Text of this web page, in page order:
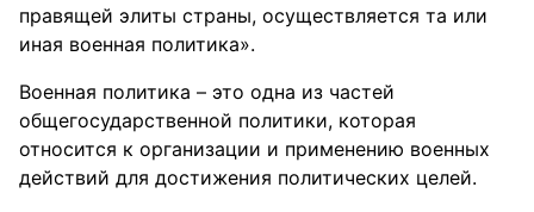
правящей элиты страны, осуществляется та или
иная военная политика».
Военная политика – это одна из частей
общегосударственной политики, которая
относится к организации и применению военных
действий для достижения политических целей.